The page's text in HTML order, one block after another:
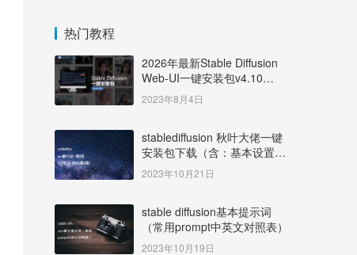
热门教程
2026年最新Stable Diffusion
Web-UI一键安装包v4.10
Windows版【支持50系显卡】
2023年8月4日
stablediffusion 秋叶大佬一键
安装包下载（含：基本设置说
明）
2023年10月21日
stable diffusion基本提示词
（常用prompt中英文对照表）
2023年10月19日